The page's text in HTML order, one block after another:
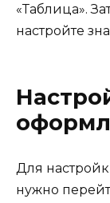
«Таблица».
настройте
Для
нужно